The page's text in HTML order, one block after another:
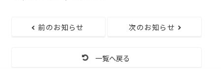
前のお知らせ 次のお知らせ
一覧へ戻る